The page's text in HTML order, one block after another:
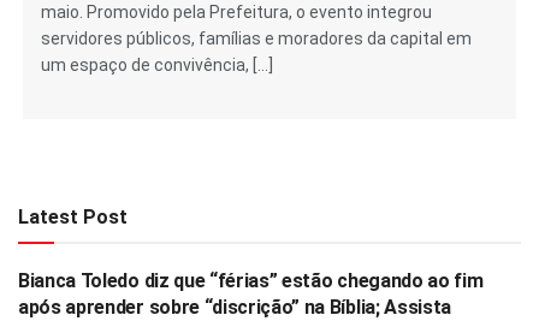
maio. Promovido pela Prefeitura, o evento integrou
servidores públicos, famílias e moradores da capital em
um espaço de convivência, […]
Latest Post
MUNDO GOSPEL
Bianca Toledo diz que “férias” estão chegando ao fim
após aprender sobre “discrição” na Bíblia; Assista